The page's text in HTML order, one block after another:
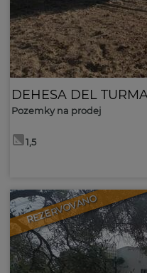
DEHESA DEL
Pozemky na prodej
1,5
REZERVOVANO